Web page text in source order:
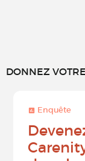
DONNEZ
Enquête